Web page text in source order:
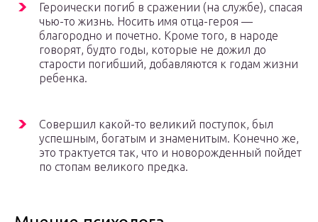
Героически погиб в сражении (на службе), спасая
чью-то жизнь. Носить имя отца-героя —
благородно и почетно. Кроме того, в народе
говорят, будто годы, которые не дожил до
старости погибший, добавляются к годам жизни
ребенка.
Совершил какой-то великий поступок, был
успешным, богатым и знаменитым. Конечно же,
это трактуется так, что и новорожденный пойдет
по стопам великого предка.